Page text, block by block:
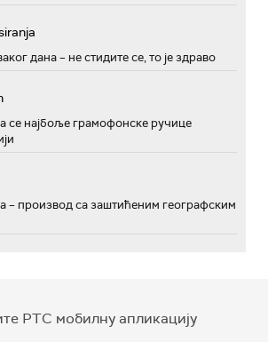
дана – не стидите се, то је здраво
се најбоље грамофонске ручице
– производ са заштићеним географским
РТС мобилну апликацију